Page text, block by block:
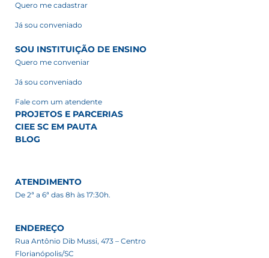
Quero me cadastrar
Já sou conveniado
SOU INSTITUIÇÃO DE ENSINO
Quero me conveniar
Já sou conveniado
Fale com um atendente
PROJETOS E PARCERIAS
CIEE SC EM PAUTA
BLOG
ATENDIMENTO
De 2ª a 6ª das 8h às 17:30h.
ENDEREÇO
Rua Antônio Dib Mussi, 473 – Centro
Florianópolis/SC